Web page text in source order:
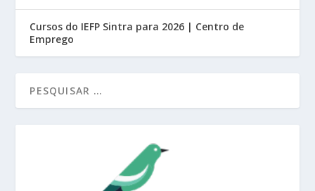
Cursos do IEFP Sintra para 2026 | Centro de
Emprego